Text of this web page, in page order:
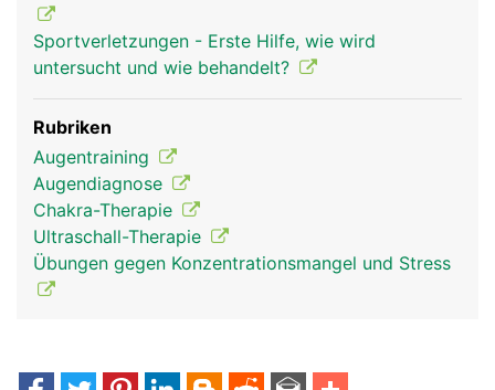
Sportverletzungen - Erste Hilfe, wie wird
untersucht und wie behandelt?
Rubriken
Augentraining
Augendiagnose
Chakra-Therapie
Ultraschall-Therapie
Übungen gegen Konzentrationsmangel und Stress